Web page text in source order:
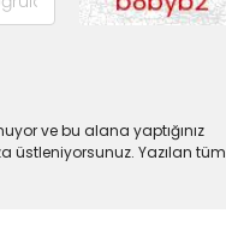
ve bu alana yaptığınız
üstleniyorsunuz. Yazılan tüm